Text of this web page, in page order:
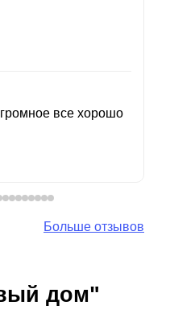
все хорошо
Больше отзывов
дом"